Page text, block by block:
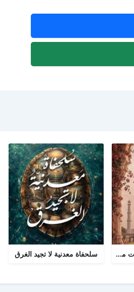
العمارة العاطفية : حكايات مبان شيدن من أجل الحب سلحفاة معدنية لا تجيد الغرق